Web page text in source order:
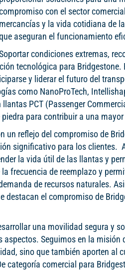
con el sector
mercancías y la vida cotidiana de
aseguran el funcionamiento
condiciones extremas,
tecnológica para Bridgestone.
y liderar el futuro del
como NanoProTech,
PCT (Passenger
para contribuir a una
un reflejo del compromiso de
significativo para los clientes.
la vida útil de las llantas y
frecuencia de reemplazo y
de recursos naturales.
el compromiso de
una movilidad segura y
Seguimos en la
sino que también aporten al
categoría comercial para